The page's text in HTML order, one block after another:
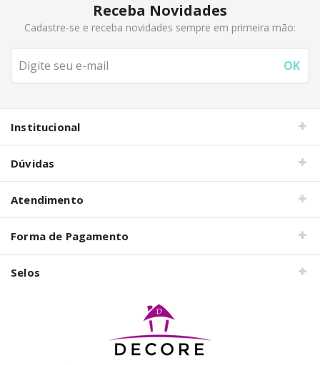
Receba Novidades
Cadastre-se e receba novidades sempre em primeira mão:
Institucional
Dúvidas
Atendimento
Forma de Pagamento
Selos